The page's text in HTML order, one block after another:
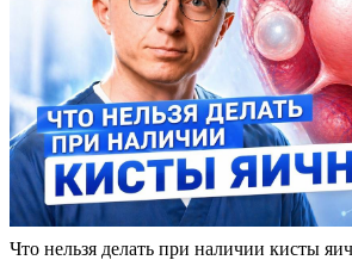
Что нельзя делать при наличии кисты